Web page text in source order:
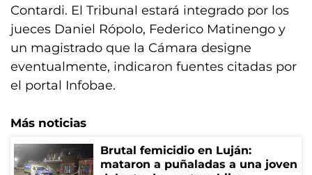
Contardi. El Tribunal estará integrado por los
jueces Daniel Rópolo, Federico Matinengo y
un magistrado que la Cámara designe
eventualmente, indicaron fuentes citadas por
el portal Infobae.
Más noticias
Brutal femicidio en Luján:
mataron a puñaladas a una joven